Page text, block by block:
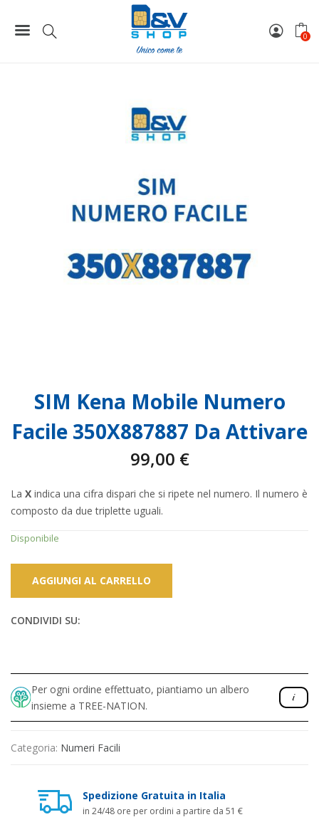
0
SIM Kena Mobile Numero Facile 350X887887 Da Attivare
SIM Kena Mobile Numero
Facile 350X887887 Da Attivare
99,00 €
La X indica una cifra dispari che si ripete nel numero. Il numero è
composto da due triplette uguali.
Disponibile
AGGIUNGI AL CARRELLO
CONDIVIDI SU:
Per ogni ordine effettuato, piantiamo un albero
insieme a TREE-NATION.
Categoria: Numeri Facili
Spedizione Gratuita in Italia
in 24/48 ore per ordini a partire da 51 €